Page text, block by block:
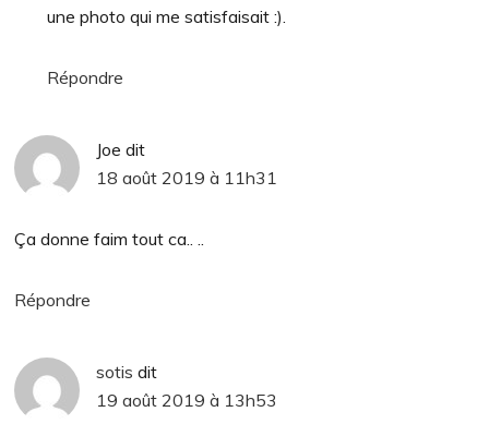
une photo qui me satisfaisait :).
Répondre
Joe dit
18 août 2019 à 11h31
Ça donne faim tout ca.. ..
Répondre
sotis dit
19 août 2019 à 13h53